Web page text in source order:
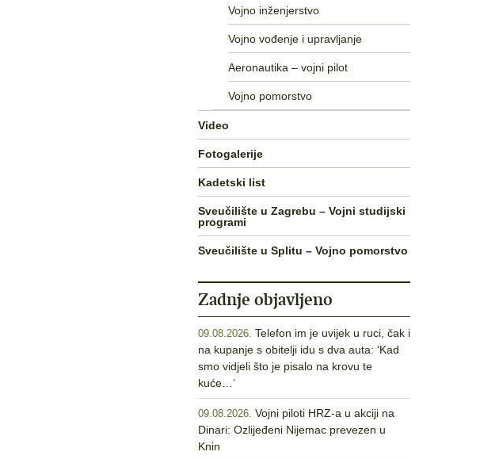
Vojno inženjerstvo
Vojno vođenje i upravljanje
Aeronautika – vojni pilot
Vojno pomorstvo
Video
Fotogalerije
Kadetski list
Sveučilište u Zagrebu – Vojni studijski
programi
Sveučilište u Splitu – Vojno pomorstvo
Zadnje objavljeno
09.08.2026. Telefon im je uvijek u ruci, čak i
na kupanje s obitelji idu s dva auta: ‘Kad
smo vidjeli što je pisalo na krovu te
kuće…‘
09.08.2026. Vojni piloti HRZ-a u akciji na
Dinari: Ozlijeđeni Nijemac prevezen u
Knin